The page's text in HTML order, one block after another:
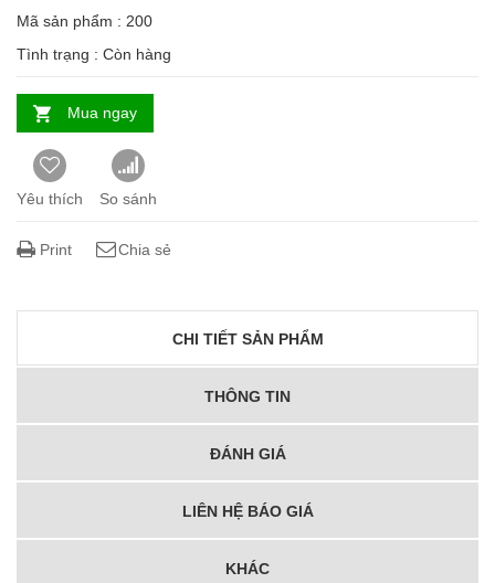
Mã sản phẩm : 200
Tình trạng : Còn hàng
Mua ngay
Yêu thích So sánh
Print Chia sẻ
CHI TIẾT SẢN PHẨM
THÔNG TIN
ĐÁNH GIÁ
LIÊN HỆ BÁO GIÁ
KHÁC